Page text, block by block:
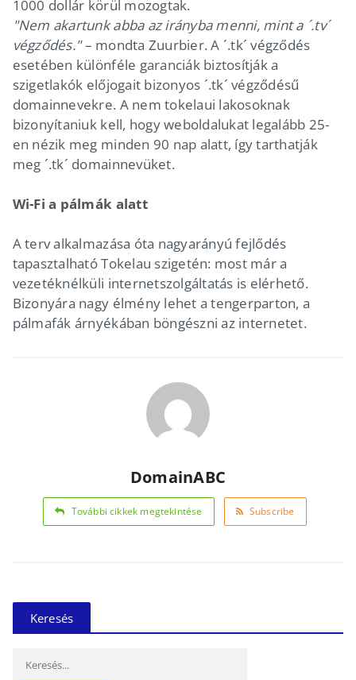
1000 dollár körül mozogtak.
"Nem akartunk abba az irányba menni, mint a ´.tv´
végződés."– mondta Zuurbier. A ´.tk´ végződés
esetében különféle garanciák biztosítják a
szigetlakók előjogait bizonyos ´.tk´ végződésű
domainnevekre. A nem tokelaui lakosoknak
bizonyítaniuk kell, hogy weboldalukat legalább 25-
en nézik meg minden 90 nap alatt, így tarthatják
meg ´.tk´ domainnevüket.
Wi-Fi a pálmák alatt
A terv alkalmazása óta nagyarányú fejlődés
tapasztalható Tokelau szigetén: most már a
vezetéknélküli internetszolgáltatás is elérhető.
Bizonyára nagy élmény lehet a tengerparton, a
pálmafák árnyékában böngészni az internetet.
DomainABC
További cikkek megtekintése Subscribe
Keresés